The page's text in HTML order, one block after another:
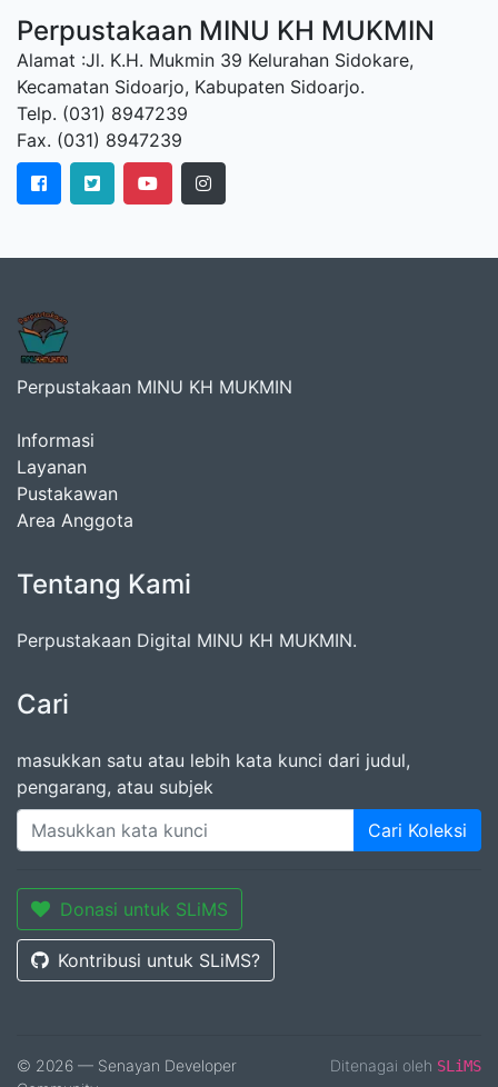
Perpustakaan MINU KH MUKMIN
Alamat :Jl. K.H. Mukmin 39 Kelurahan Sidokare,
Kecamatan Sidoarjo, Kabupaten Sidoarjo.
Telp. (031) 8947239
Fax. (031) 8947239
Perpustakaan MINU KH MUKMIN
Informasi
Layanan
Pustakawan
Area Anggota
Tentang Kami
Perpustakaan Digital MINU KH MUKMIN.
Cari
masukkan satu atau lebih kata kunci dari judul,
pengarang, atau subjek
Cari Koleksi
Donasi untuk SLiMS
Kontribusi untuk SLiMS?
© 2026 — Senayan Developer
Ditenagai oleh SLiMS